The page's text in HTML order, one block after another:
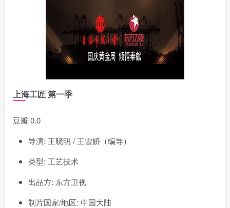
上海工匠 第一季
豆瓣 0.0
导演: 王晓明 / 王雪娇（编导）
类型: 工艺技术
出品方: 东方卫视
制片国家/地区: 中国大陆